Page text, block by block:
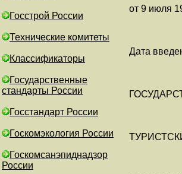
Госстрой России
Технические комитеты
Классификаторы
Государственные
стандарты России
Госстандарт России
Госкомэкология России
Госкомсанэпиднадзор
России
от 9 июля
Дата